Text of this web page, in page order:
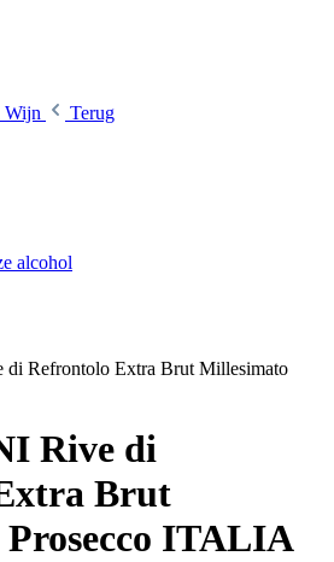
Wijn
Terug
alcohol
Refrontolo Extra Brut Millesimato
Rive di
Brut
ITALIA